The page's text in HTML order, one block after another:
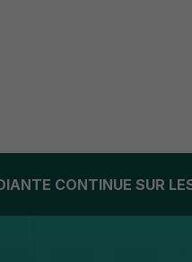
CONTINUE SUR